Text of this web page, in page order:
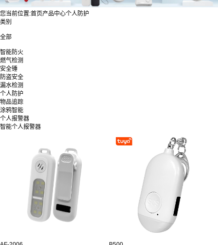
您当前位置:首页产品中心个人防护
类别
全部
智能防火
燃气检测
安全锤
防盗安全
漏水检测
个人防护
物品追踪
涂鸦智能
个人报警器
智能个人报警器